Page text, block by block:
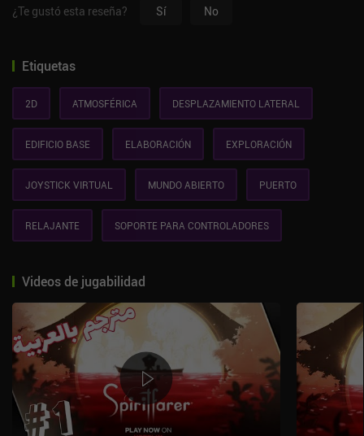
¿Te gustó esta reseña? Sí No
Etiquetas
2D ATMOSFÉRICA DESPLAZAMIENTO LATERAL
EDIFICIO BASE ELABORACIÓN EXPLORACIÓN
JOYSTICK VIRTUAL MUNDO ABIERTO PUERTO
RELAJANTE SOPORTE PARA CONTROLADORES
Videos de jugabilidad